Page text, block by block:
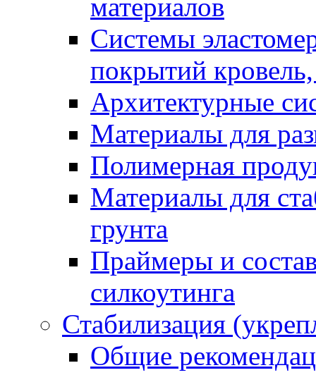
материалов
Системы
покрытий
Архитектурные
Материалы для
Полимерная
Материалы для
грунта
Праймеры и
силкоутинга
Стабилизация
Общие